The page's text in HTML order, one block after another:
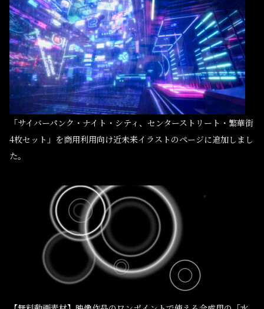
「サイバーパンク・ナイト・シティ、センターストリート・繁華街
4枚セット」を商用利用向け近未来イラストのページに追加しまし
た。